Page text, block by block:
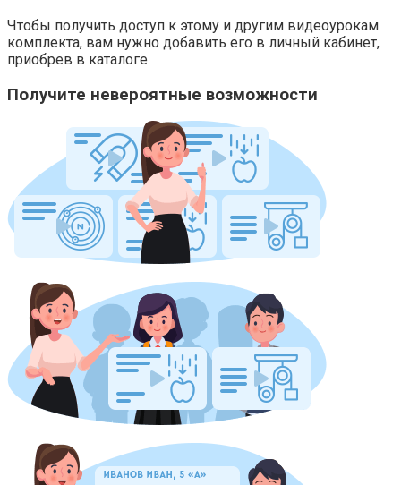
Чтобы получить доступ к этому и другим видеоурокам
комплекта, вам нужно добавить его в личный кабинет,
приобрев в каталоге.
Получите невероятные возможности